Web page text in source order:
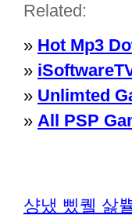
Related:
» Hot Mp3
»
» Unlimted
» All PSP
샹냈 삤퀰 삻